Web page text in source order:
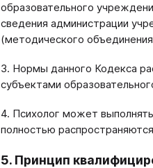
образовательного
сведения администрации
(методического
3. Нормы данного Кодекса
субъектами
4. Психолог может
полностью
5. Принцип